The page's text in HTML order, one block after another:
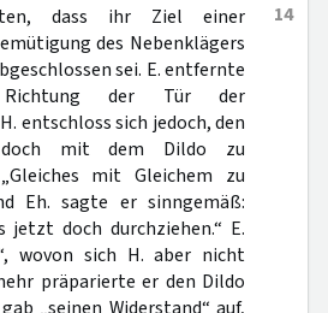
14
dass ihr Ziel einer
des Nebenklägers
sei. E. entfernte
der Tür der
entschloss sich jedoch, den
doch mit dem Dildo zu
mit Gleichem zu
Eh. sagte er sinngemäß:
jetzt doch durchziehen.“ E.
wovon sich H. aber nicht
präparierte er den Dildo